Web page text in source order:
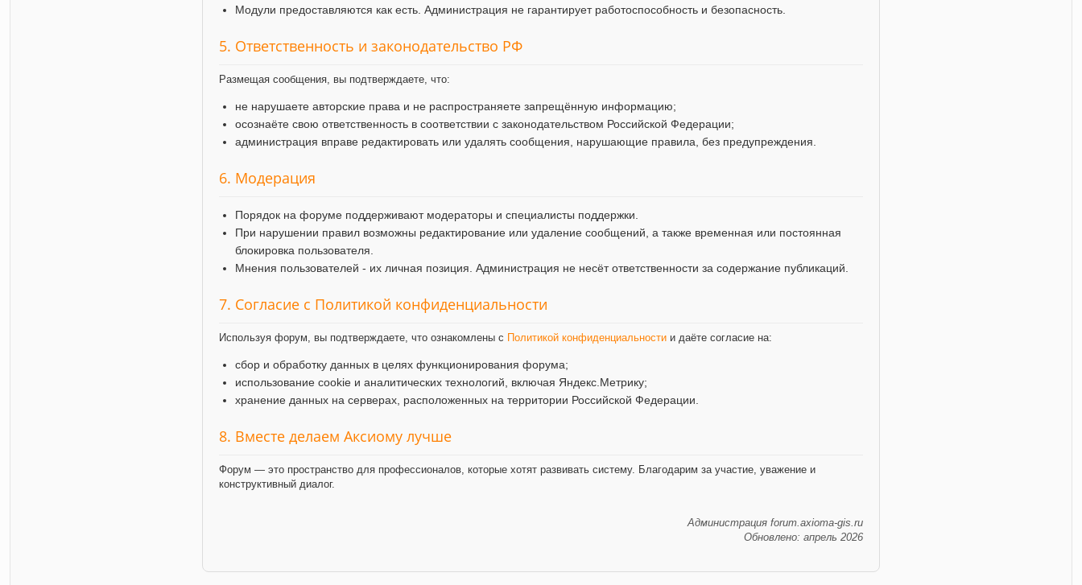
Модули предоставляются как есть. Администрация не гарантирует работоспособность и безопасность.
5. Ответственность и законодательство РФ
Размещая сообщения, вы подтверждаете, что:
не нарушаете авторские права и не распространяете запрещённую информацию;
осознаёте свою ответственность в соответствии с законодательством Российской Федерации;
администрация вправе редактировать или удалять сообщения, нарушающие правила, без предупреждения.
6. Модерация
Порядок на форуме поддерживают модераторы и специалисты поддержки.
При нарушении правил возможны редактирование или удаление сообщений, а также временная или постоянная
блокировка пользователя.
Мнения пользователей - их личная позиция. Администрация не несёт ответственности за содержание публикаций.
7. Согласие с Политикой конфиденциальности
Используя форум, вы подтверждаете, что ознакомлены с Политикой конфиденциальности и даёте согласие на:
сбор и обработку данных в целях функционирования форума;
использование cookie и аналитических технологий, включая Яндекс.Метрику;
хранение данных на серверах, расположенных на территории Российской Федерации.
8. Вместе делаем Аксиому лучше
Форум — это пространство для профессионалов, которые хотят развивать систему. Благодарим за участие, уважение и
конструктивный диалог.
Администрация forum.axioma-gis.ru
Обновлено: апрель 2026